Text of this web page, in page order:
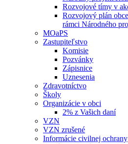
Rozvojové tímy v
Rozvojový plán
rámci Národného
MOaPS
Zastupiteľstvo
Komisie
Pozvánky
Zápisnice
Uznesenia
Zdravotníctvo
Školy
Organizácie v obci
2% z Vašich daní
VZN
VZN zrušené
Informácie civilnej ochrany